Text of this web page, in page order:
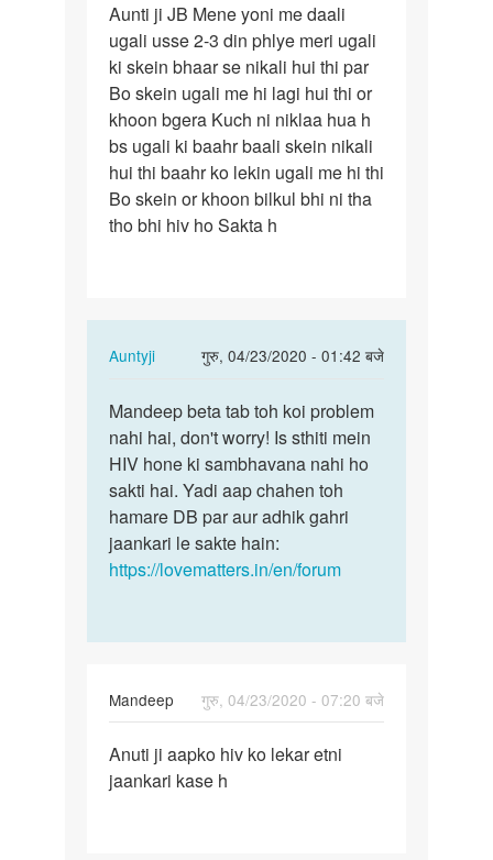
Aunti
ji
JB
Mene
yoni
me…
Aunti ji JB Mene yoni me daali
ugali usse 2-3 din phlye meri ugali
ki skein bhaar se nikali hui thi par
Bo skein ugali me hi lagi hui thi or
khoon bgera Kuch ni niklaa hua h
bs ugali ki baahr baali skein nikali
hui thi baahr ko lekin ugali me hi thi
Bo skein or khoon bilkul bhi ni tha
tho bhi hiv ho Sakta h
Auntyji
गुरु, 04/23/2020 - 01:42 बजे
In
to
Aunti
ji
JB
Mene
yoni
me…
Mandeep
beta
tab
toh
koi…
Mandeep beta tab toh koi problem
nahi hai, don't worry! Is sthiti mein
HIV hone ki sambhavana nahi ho
sakti hai. Yadi aap chahen toh
hamare DB par aur adhik gahri
jaankari le sakte hain:
https://lovematters.in/en/forum
Mandeep
गुरु, 04/23/2020 - 07:20 बजे
Anuti
ji
Anuti ji aapko hiv ko lekar etni
jaankari kase h